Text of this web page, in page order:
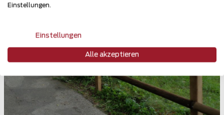
Einstellungen.
Einstellungen
Alle akzeptieren